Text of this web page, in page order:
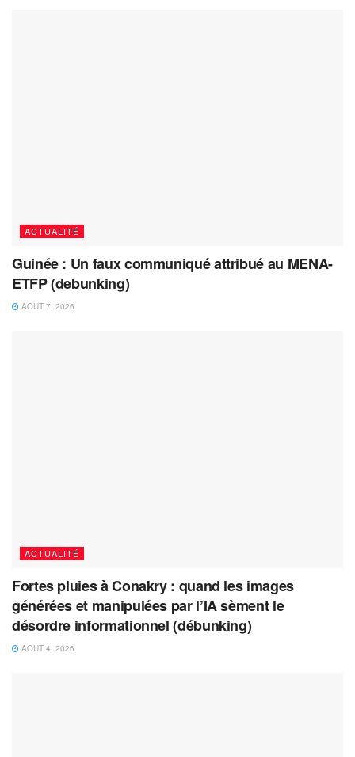
ACTUALITÉ
Guinée : Un faux communiqué attribué au MENA-
ETFP (debunking)
AOÛT 7, 2026
ACTUALITÉ
Fortes pluies à Conakry : quand les images
générées et manipulées par l’IA sèment le
désordre informationnel (débunking)
AOÛT 4, 2026